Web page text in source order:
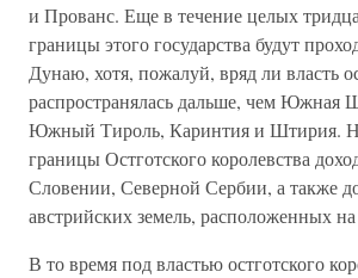
и Прованс. Еще в течение целых
границы этого государства будут
Дунаю, хотя, пожалуй, вряд ли власть
распространялась дальше, чем Южная
Южный Тироль, Каринтия и Штирия.
границы Остготского королевства
Словении, Северной Сербии, а также
австрийских земель, расположенных
В то время под властью остготского